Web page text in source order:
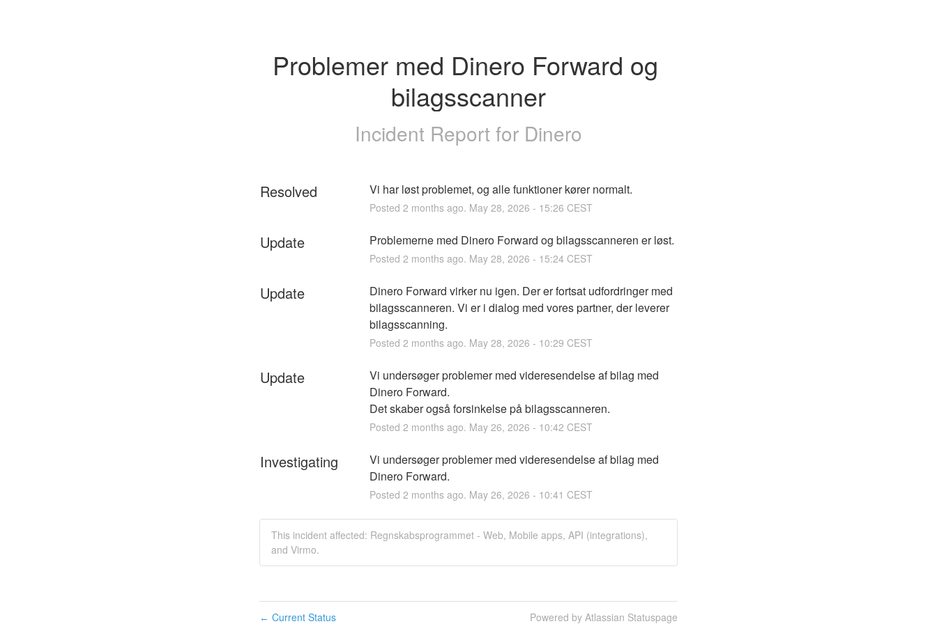
Problemer med Dinero Forward og
bilagsscanner
Incident Report for Dinero
Resolved Vi har løst problemet, og alle funktioner kører normalt.
Posted 2 months ago. May 28, 2026 - 15:26 CEST
Update Problemerne med Dinero Forward og bilagsscanneren er løst.
Posted 2 months ago. May 28, 2026 - 15:24CEST
Update
Dinero Forward virker nu igen. Der er fortsat udfordringer med
bilagsscanneren. Vi er i dialog med vores partner, der leverer
bilagsscanning.
Posted 2 months ago. May 28, 2026 - 10:29 CEST
Update
Vi undersøger problemer med videresendelse af bilag med
Dinero Forward.
Det skaber også forsinkelse på bilagsscanneren.
Posted 2 months ago. May 26, 2026 - 10:42 CEST
Investigating
Vi undersøger problemer med videresendelse af bilag med
Dinero Forward.
Posted 2 months ago. May 26, 2026 - 10:41 CEST
This incident affected: Regnskabsprogrammet - Web, Mobile apps, API (integrations),
and Virmo.
← Current Status Powered by Atlassian Statuspage